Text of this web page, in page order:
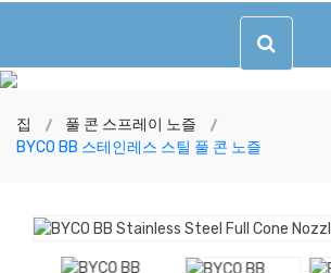
집
풀 콘 스프레이 노즐
BYCO BB 스테인레스 스틸 풀 콘 노즐